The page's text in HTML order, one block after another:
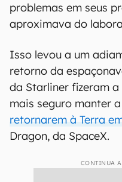
problemas em seus
aproximava do
Isso levou a um
retorno da
da Starliner fizeram
mais seguro manter a
retornarem à Terra
Dragon, da SpaceX.
CONTINUA